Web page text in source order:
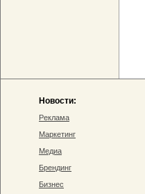
Новости:
Реклама
Маркетинг
Медиа
Брендинг
Бизнес